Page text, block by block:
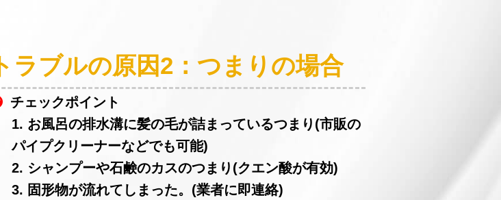
トラブルの原因2：つまりの場合
チェックポイント
1. お風呂の排水溝に髪の毛が詰まっているつまり(市販の
パイプクリーナーなどでも可能)
2. シャンプーや石鹸のカスのつまり(クエン酸が有効)
3. 固形物が流れてしまった。(業者に即連絡)